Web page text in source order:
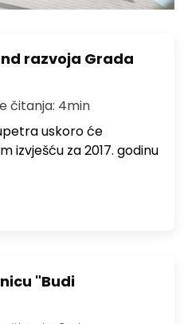
razvoja Grada
čitanja: 4min
uskoro će
izvješću za 2017. godinu
"Budi